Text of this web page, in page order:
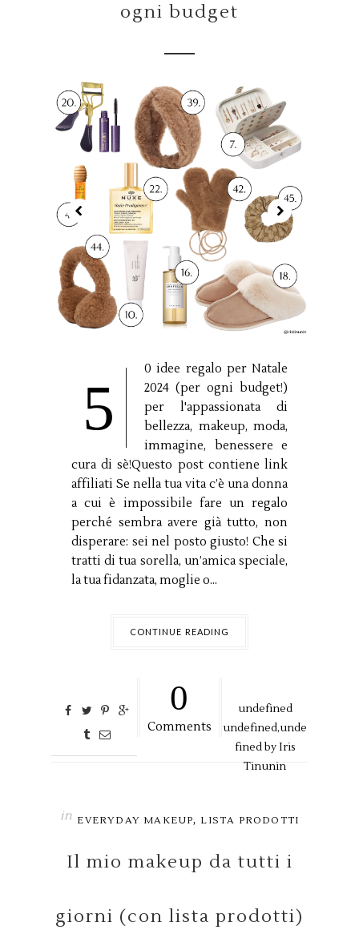
ogni budget
5
0 idee regalo per Natale
2024 (per ogni budget!)
per l'appassionata di
bellezza, makeup, moda,
immagine, benessere e
cura di sè!Questo post contiene link
affiliati Se nella tua vita c’è una donna
a cui è impossibile fare un regalo
perché sembra avere già tutto, non
disperare: sei nel posto giusto! Che si
tratti di tua sorella, un’amica speciale,
la tua fidanzata, moglie o...
CONTINUE READING
0
Comments
undefined
undefined,unde
fined byIris
Tinunin
in EVERYDAY MAKEUP, LISTA PRODOTTI
Il mio makeup da tutti i
giorni (con lista prodotti)